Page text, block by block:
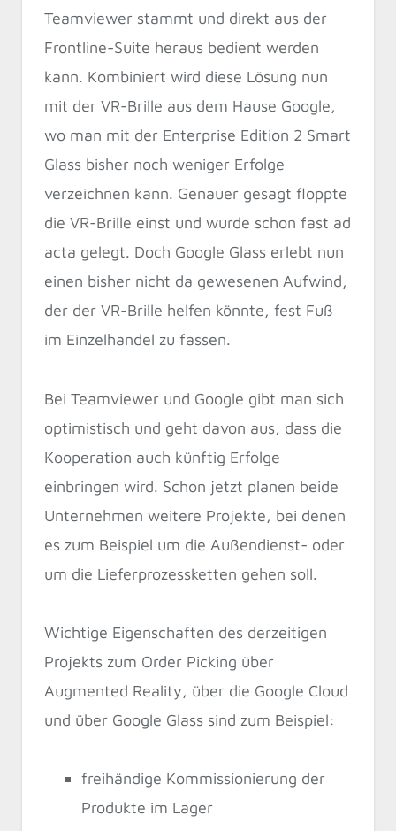
Teamviewer stammt und direkt aus der
Frontline-Suite heraus bedient werden
kann. Kombiniert wird diese Lösung nun
mit der VR-Brille aus dem Hause Google,
wo man mit der Enterprise Edition 2 Smart
Glass bisher noch weniger Erfolge
verzeichnen kann. Genauer gesagt floppte
die VR-Brille einst und wurde schon fast ad
acta gelegt. Doch Google Glass erlebt nun
einen bisher nicht da gewesenen Aufwind,
der der VR-Brille helfen könnte, fest Fuß
im Einzelhandel zu fassen.
Bei Teamviewer und Google gibt man sich
optimistisch und geht davon aus, dass die
Kooperation auch künftig Erfolge
einbringen wird. Schon jetzt planen beide
Unternehmen weitere Projekte, bei denen
es zum Beispiel um die Außendienst- oder
um die Lieferprozessketten gehen soll.
Wichtige Eigenschaften des derzeitigen
Projekts zum Order Picking über
Augmented Reality, über die Google Cloud
und über Google Glass sind zum Beispiel:
freihändige Kommissionierung der
Produkte im Lager